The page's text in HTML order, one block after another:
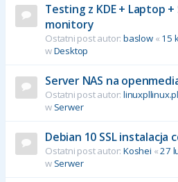
Testing z KDE + Laptop
monitory
Ostatni post autor: baslow« 15
wDesktop
Server NAS na
Ostatni post autor: linuxpllinux.pl
w Serwer
Debian 10 SSL
Ostatni post autor: Koshei «27
w Serwer